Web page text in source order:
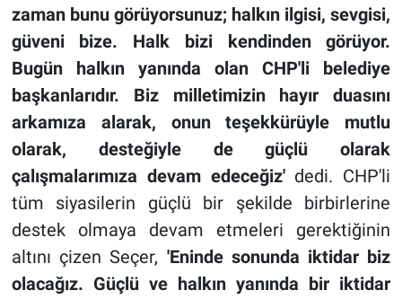
zaman bunu görüyorsunuz; halkın ilgisi, sevgisi,
güveni bize. Halk bizi kendinden görüyor.
Bugün halkın yanında olan CHP'li belediye
başkanlarıdır. Biz milletimizin hayır duasını
arkamıza alarak, onun teşekkürüyle mutlu
olarak, desteğiyle de güçlü olarak
çalışmalarımıza devam edeceğiz'dedi. CHP'li
tüm siyasilerin güçlü bir şekilde birbirlerine
destek olmaya devam etmeleri gerektiğinin
altını çizen Seçer, 'Eninde sonunda iktidar biz
olacağız. Güçlü ve halkın yanında bir iktidar